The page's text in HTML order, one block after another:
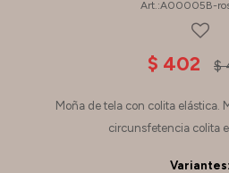
A00005B-
$ 402 $
Moña de tela con colita elástica.
circunsfetencia colita
Variantes: